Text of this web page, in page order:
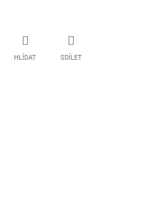
HLÍDAT SDÍLET